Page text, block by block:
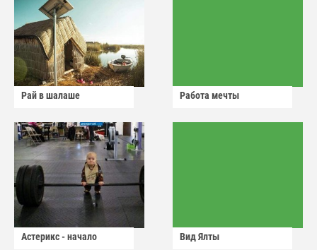
Рай в шалаше Работа мечты
Астерикс - начало Вид Ялты